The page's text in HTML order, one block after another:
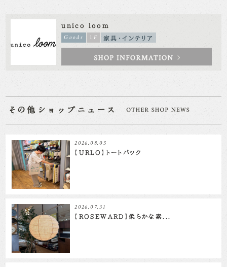
unico loom
Goods 1F 家具・インテリア
2026.08.05
【URLO】トートバック
2026.07.31
【ROSEWARD】柔らかな素...